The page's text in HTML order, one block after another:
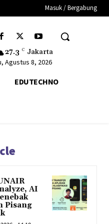
Masuk / Bergabung
27.3 C Jakarta
Agustus 8, 2026
EDUTECHNO
AI
Pisang